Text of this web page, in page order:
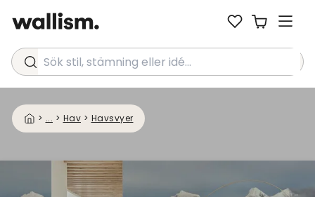
Sök stil, stämning eller idé...
> ... > Hav > Havsvyer